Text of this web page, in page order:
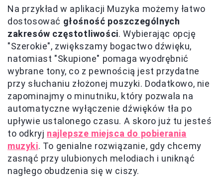
Na przykład w aplikacji Muzyka możemy łatwo
dostosować głośność poszczególnych
zakresów częstotliwości. Wybierając opcję
"Szerokie", zwiększamy bogactwo dźwięku,
natomiast "Skupione" pomaga wyodrębnić
wybrane tony, co z pewnością jest przydatne
przy słuchaniu złożonej muzyki. Dodatkowo, nie
zapominajmy o minutniku, który pozwala na
automatyczne wyłączenie dźwięków tła po
upływie ustalonego czasu. A skoro już tu jesteś
to odkryj najlepsze miejsca do pobierania
muzyki. To genialne rozwiązanie, gdy chcemy
zasnąć przy ulubionych melodiach i uniknąć
nagłego obudzenia się w ciszy.